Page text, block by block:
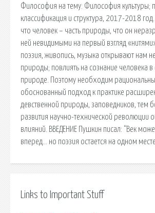
Философия на тему: Философия культуры;
классификация и структура, 2017-2018 год.
что человек – часть природы, что он
ней невидимыми на первый взгляд
поэзия, живопись, музыка открывают нам
природы; повлиять на сознание человека
природе. Поэтому необходим
обоснованный подход к практике
девственной природы, заповедников, тем
развития научно-технической революции
влияний. ВВЕДЕНИЕ Пушкин писал: “Век
вперед… но поэзия остается на одном месте.
Links to Important Stuff